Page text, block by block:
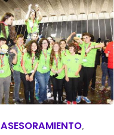
ASESORAMIENTO,